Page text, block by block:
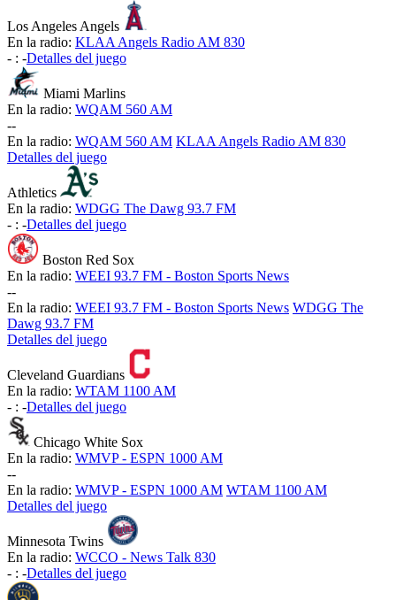
Los Angeles Angels
En la radio: KLAA Angels Radio AM 830
- : -Detalles del juego
Miami Marlins
En la radio: WQAM 560 AM
--
En la radio: WQAM 560 AM KLAA Angels Radio AM 830
Detalles del juego
Athletics
En la radio: WDGG The Dawg 93.7 FM
- : -Detalles del juego
Boston Red Sox
En la radio: WEEI 93.7 FM - Boston Sports News
--
En la radio: WEEI 93.7 FM - Boston Sports News WDGG The
Dawg 93.7 FM
Detalles del juego
Cleveland Guardians
En la radio: WTAM 1100 AM
- : -Detalles del juego
Chicago White Sox
En la radio: WMVP - ESPN 1000 AM
--
En la radio: WMVP - ESPN 1000 AM WTAM 1100 AM
Detalles del juego
Minnesota Twins
En la radio: WCCO - News Talk 830
- : -Detalles del juego